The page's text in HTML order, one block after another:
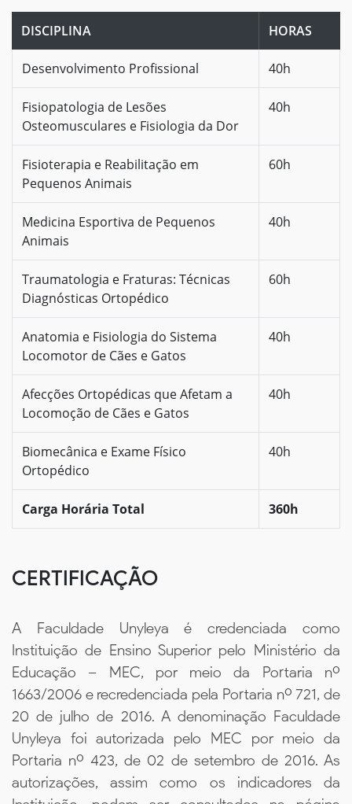
DISCIPLINA HORAS
Desenvolvimento Profissional 40h
Fisiopatologia de Lesões
Osteomusculares e Fisiologia da Dor
40h
Fisioterapia e Reabilitação em
Pequenos Animais
60h
Medicina Esportiva de Pequenos
Animais
40h
Traumatologia e Fraturas: Técnicas
Diagnósticas Ortopédico
60h
Anatomia e Fisiologia do Sistema
Locomotor de Cães e Gatos
40h
Afecções Ortopédicas que Afetam a
Locomoção de Cães e Gatos
40h
Biomecânica e Exame Físico
Ortopédico
40h
Carga Horária Total 360h
CERTIFICAÇÃO
A Faculdade Unyleya é credenciada como
Instituição de Ensino Superior pelo Ministério da
Educação – MEC, por meio da Portaria nº
1663/2006 e recredenciada pela Portaria nº 721, de
20 de julho de 2016. A denominação Faculdade
Unyleya foi autorizada pelo MEC por meio da
Portaria nº 423, de 02 de setembro de 2016. As
autorizações, assim como os indicadores da